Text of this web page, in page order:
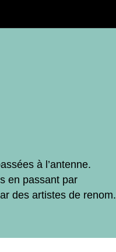
à l’antenne.
en passant par
des artistes de renom.